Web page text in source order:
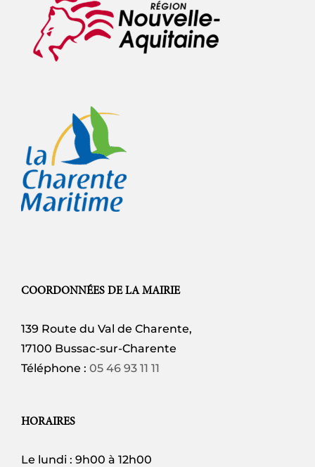
COORDONNÉES DE LA MAIRIE
139 Route du Val de Charente,
17100 Bussac-sur-Charente
Téléphone : 05 46 93 11 11
HORAIRES
Le lundi : 9h00 à 12h00